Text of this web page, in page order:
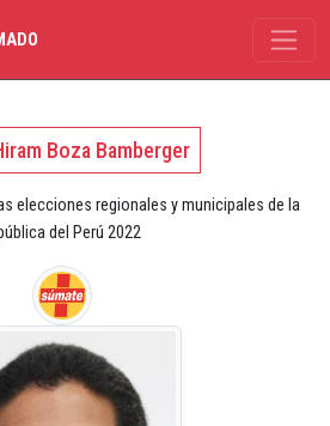
Boza Bamberger
elecciones regionales y municipales de la
del Perú 2022